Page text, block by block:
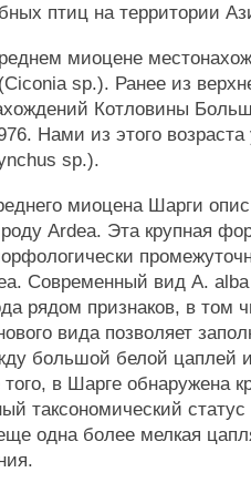
птиц на территории
миоцене
sp.). Ранее из
Котловины
Нами из этого возраста
sp.).
миоцена Шарги
Ardea. Эта крупная
Современный вид А. alba
рядом признаков, в том
вида позволяет
большой белой цаплей
в Шарге обнаружена
таксономический статус
одна более мелкая